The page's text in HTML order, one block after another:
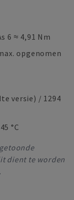
6 ≈ 4,91 Nm
opgenomen
versie) / 1294
°C
dient te worden